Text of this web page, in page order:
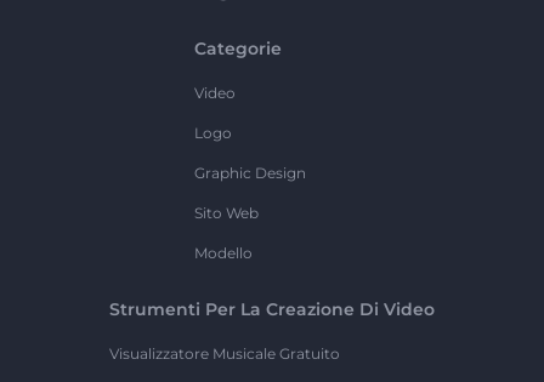
Categorie
Video
Logo
Graphic Design
Sito Web
Modello
Strumenti Per La Creazione Di Video
Visualizzatore Musicale Gratuito